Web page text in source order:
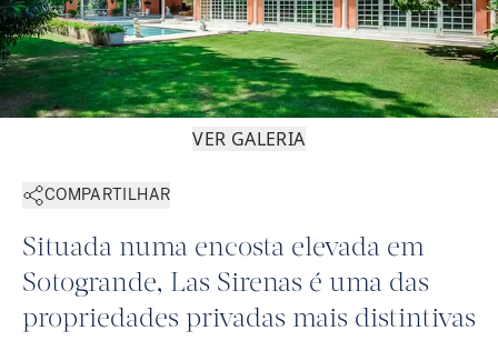
VER GALERIA
COMPARTILHAR
Situada numa encosta elevada em
Sotogrande, Las Sirenas é uma das
propriedades privadas mais distintivas